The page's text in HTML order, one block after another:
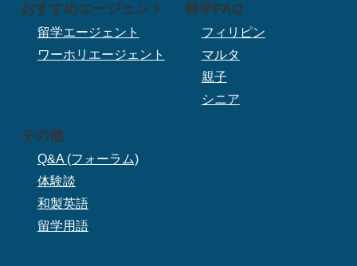
おすすめエージェント
留学エージェント
ワーホリエージェント
留学FAQ
フィリピン
マルタ
親子
シニア
その他
Q&A (フォーラム)
体験談
和製英語
留学用語